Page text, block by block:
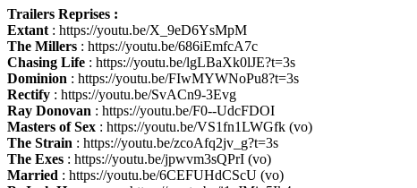
Trailers Reprises :
Extant : https://youtu.be/X_9eD6YsMpM
The Millers : https://youtu.be/686iEmfcA7c
Chasing Life : https://youtu.be/lgLBaXk0lJE?t=3s
Dominion : https://youtu.be/FIwMYWNoPu8?t=3s
Rectify : https://youtu.be/SvACn9-3Evg
Ray Donovan : https://youtu.be/F0--UdcFDOI
Masters of Sex : https://youtu.be/VS1fn1LWGfk (vo)
The Strain : https://youtu.be/zcoAfq2jv_g?t=3s
The Exes : https://youtu.be/jpwvm3sQPrI (vo)
Married : https://youtu.be/6CEFUHdCScU (vo)